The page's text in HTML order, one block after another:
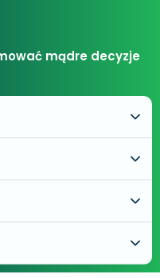
mądre decyzje